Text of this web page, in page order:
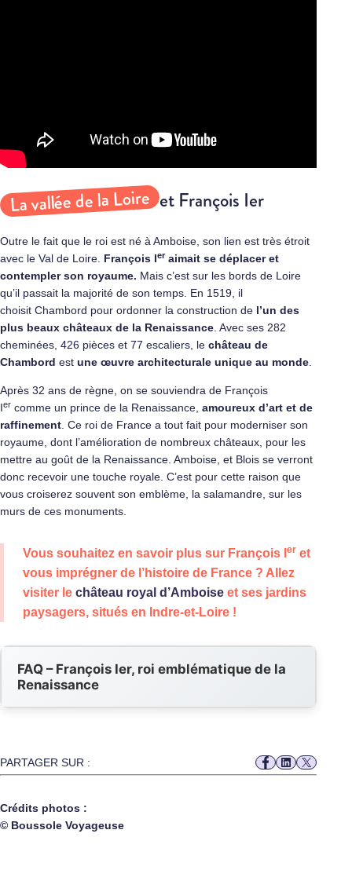
La vallée de la Loire et François Ier
Outre le fait que le roi est né à Amboise, son lien est très étroit
avec le Val de Loire. François Ier aimait se déplacer et
contempler son royaume. Mais c’est sur les bords de Loire
qu’il passait la majorité de son temps. En 1519, il
choisit Chambord pour ordonner la construction de l’un des
plus beaux châteaux de la Renaissance . Avec ses 282
cheminées, 426 pièces et 77 escaliers, le château de
Chambord est une œuvre architecturale unique au monde
Après 32 ans de règne, on se souviendra de François
Ier comme un prince de la Renaissance, amoureux d’art et de
raffinement . Ce roi de France a tout fait pour moderniser son
royaume, dont l’amélioration de nombreux châteaux, pour les
mettre au goût de la Renaissance. Amboise, et Blois se verront
donc recevoir une touche royale. C’est pour cette raison que
vous croiserez souvent son emblème, la salamandre, sur les
murs de ces monuments.
Vous souhaitez en savoir plus sur François I er et
vous imprégner de l’histoire de France ? Allez
visiter le château royal d’Amboise et ses jardins
paysagers, situés en Indre-et-Loire !
FAQ – François Ier, roi emblématique de la
Renaissance
PARTAGER SUR :
Crédits photos :
© Boussole Voyageuse